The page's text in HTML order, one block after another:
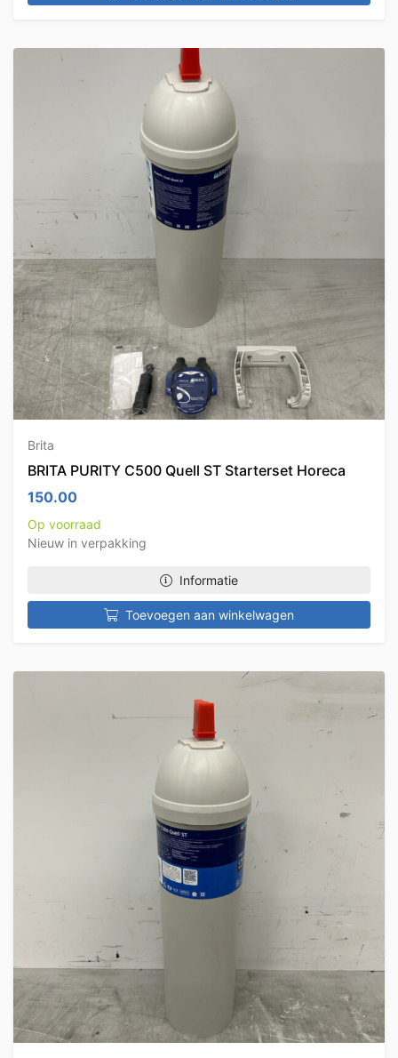
Brita
BRITA PURITY C500 Quell ST Starterset Horeca
150.00
Op voorraad
Nieuw in verpakking
Informatie
Toevoegen aan winkelwagen